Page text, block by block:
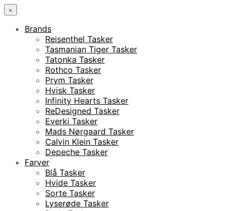
×
Brands
Reisenthel Tasker
Tasmanian Tiger Tasker
Tatonka Tasker
Rothco Tasker
Prym Tasker
Hvisk Tasker
Infinity Hearts Tasker
ReDesigned Tasker
Everki Tasker
Mads Nørgaard Tasker
Calvin Klein Tasker
Depeche Tasker
Farver
Blå Tasker
Hvide Tasker
Sorte Tasker
Lyserøde Tasker